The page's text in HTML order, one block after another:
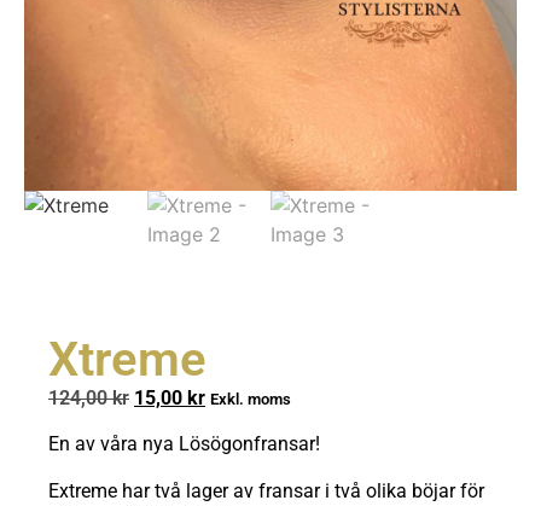
Xtreme
124,00kr 15,00 kr Exkl. moms
En av våra nya Lösögonfransar!
Extreme har två lager av fransar i två olika böjar för